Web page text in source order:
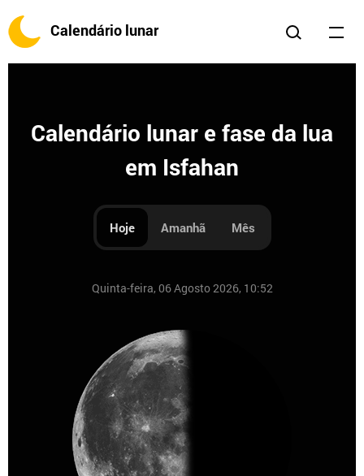
Calendário lunar
Calendário lunar e fase da lua
em Isfahan
Hoje Amanhã Mês
Quinta-feira, 06 Agosto 2026, 10:52